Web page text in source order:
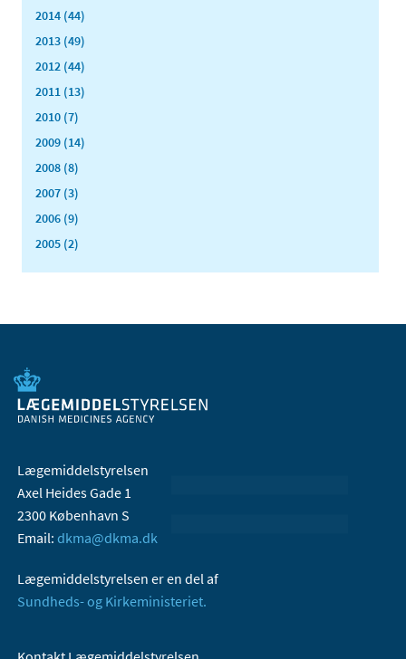
2014 (44)
2013 (49)
2012 (44)
2011 (13)
2010 (7)
2009 (14)
2008 (8)
2007 (3)
2006 (9)
2005 (2)
Lægemiddelstyrelsen
Axel Heides Gade 1
2300 København S
Email: dkma@dkma.dk
Lægemiddelstyrelsen er en del af
Sundheds- og Kirkeministeriet.